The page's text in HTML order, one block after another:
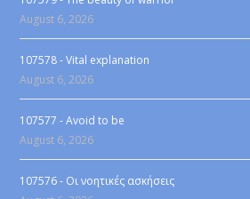
August 6, 2026
107578 - Vital explanation
August 6, 2026
107577 - Avoid to be
August 6, 2026
107576 - Οι νοητικές ασκήσεις